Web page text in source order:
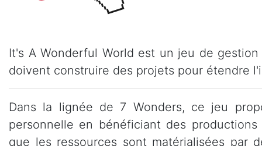
It's A Wonderful World est un jeu de
doivent construire des projets pour étendre
Dans la lignée de 7 Wonders, ce jeu
personnelle en bénéficiant des
que les ressources sont matérialisées par